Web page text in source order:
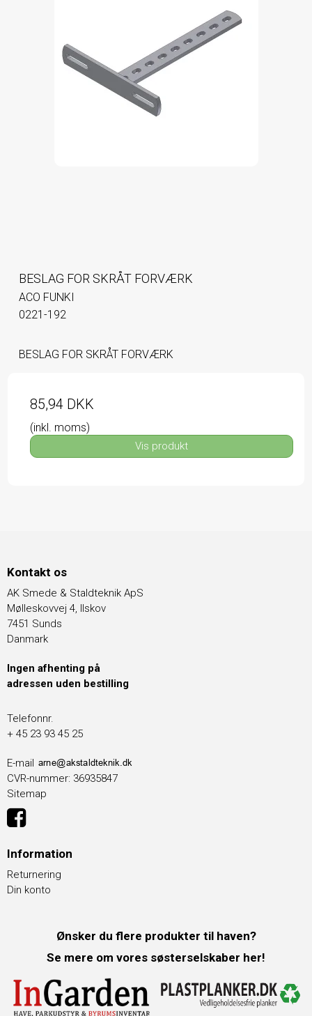
BESLAG FOR SKRÅT FORVÆRK
ACO FUNKI
0221-192
BESLAG FOR SKRÅT FORVÆRK
85,94 DKK
(inkl. moms)
Vis produkt
Kontakt os
AK Smede & Staldteknik ApS
Mølleskovvej 4, Ilskov
7451 Sunds
Danmark
Ingen afhenting på
adressen uden bestilling
Telefonnr.
+ 45 23 93 45 25
E-mail
CVR-nummer: 36935847
Sitemap
Information
Returnering
Din konto
Ønsker du flere produkter til haven?
Se mere om vores søsterselskaber her!